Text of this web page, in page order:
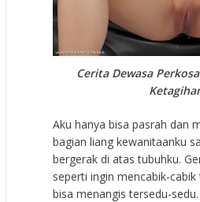
Cerita Dewasa
Aku hanya bisa pasrah dan
bagian liang kewanitaanku
bergerak di atas tubuhku.
seperti ingin mencabik-
bisa menangis tersedu-